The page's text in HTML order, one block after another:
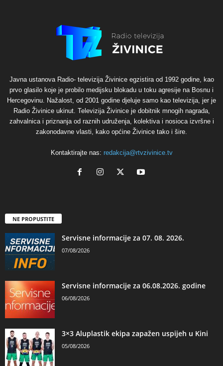
Javna ustanova Radio- televizija Živinice egzistira od 1992 godine, kao
prvo glasilo koje je probilo medijsku blokadu u toku agresije na Bosnu i
Hercegovinu. Nažalost, od 2001 godine djeluje samo kao televizija, jer je
Radio Živinice ukinut. Televizija Živinice je dobitnik mnogih nagrada,
zahvalnica i priznanja od raznih udruženja, kolektiva i nosioca izvršne i
zakonodavne vlasti, kako općine Živinice tako i šire.
Kontaktirajte nas: redakcija@rtvzivinice.tv
NE PROPUSTITE
Servisne informacije za 07. 08. 2026.
07/08/2026
Servisne informacije za 06.08.2026. godine
06/08/2026
3×3 Aluplastik ekipa zapažen uspijeh u Kini
05/08/2026